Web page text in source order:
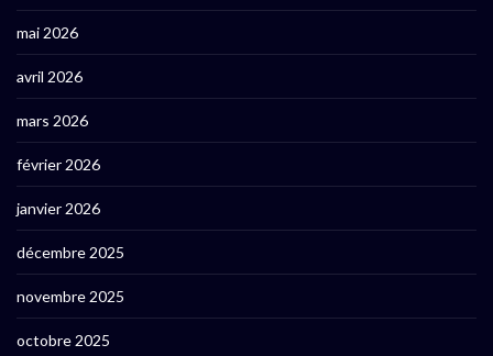
mai 2026
avril 2026
mars 2026
février 2026
janvier 2026
décembre 2025
novembre 2025
octobre 2025